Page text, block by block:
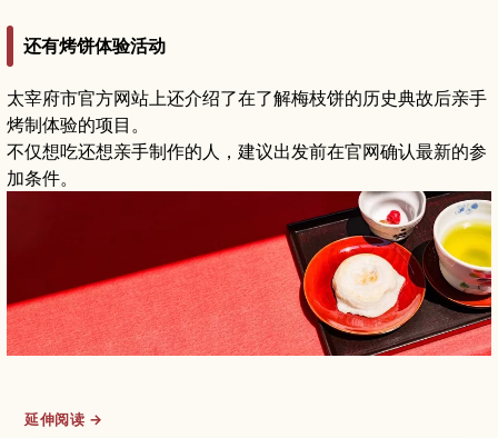
还有烤饼体验活动
太宰府市官方网站上还介绍了在了解梅枝饼的历史典故后亲手
烤制体验的项目。
不仅想吃还想亲手制作的人，建议出发前在官网确认最新的参
加条件。
延伸阅读 →